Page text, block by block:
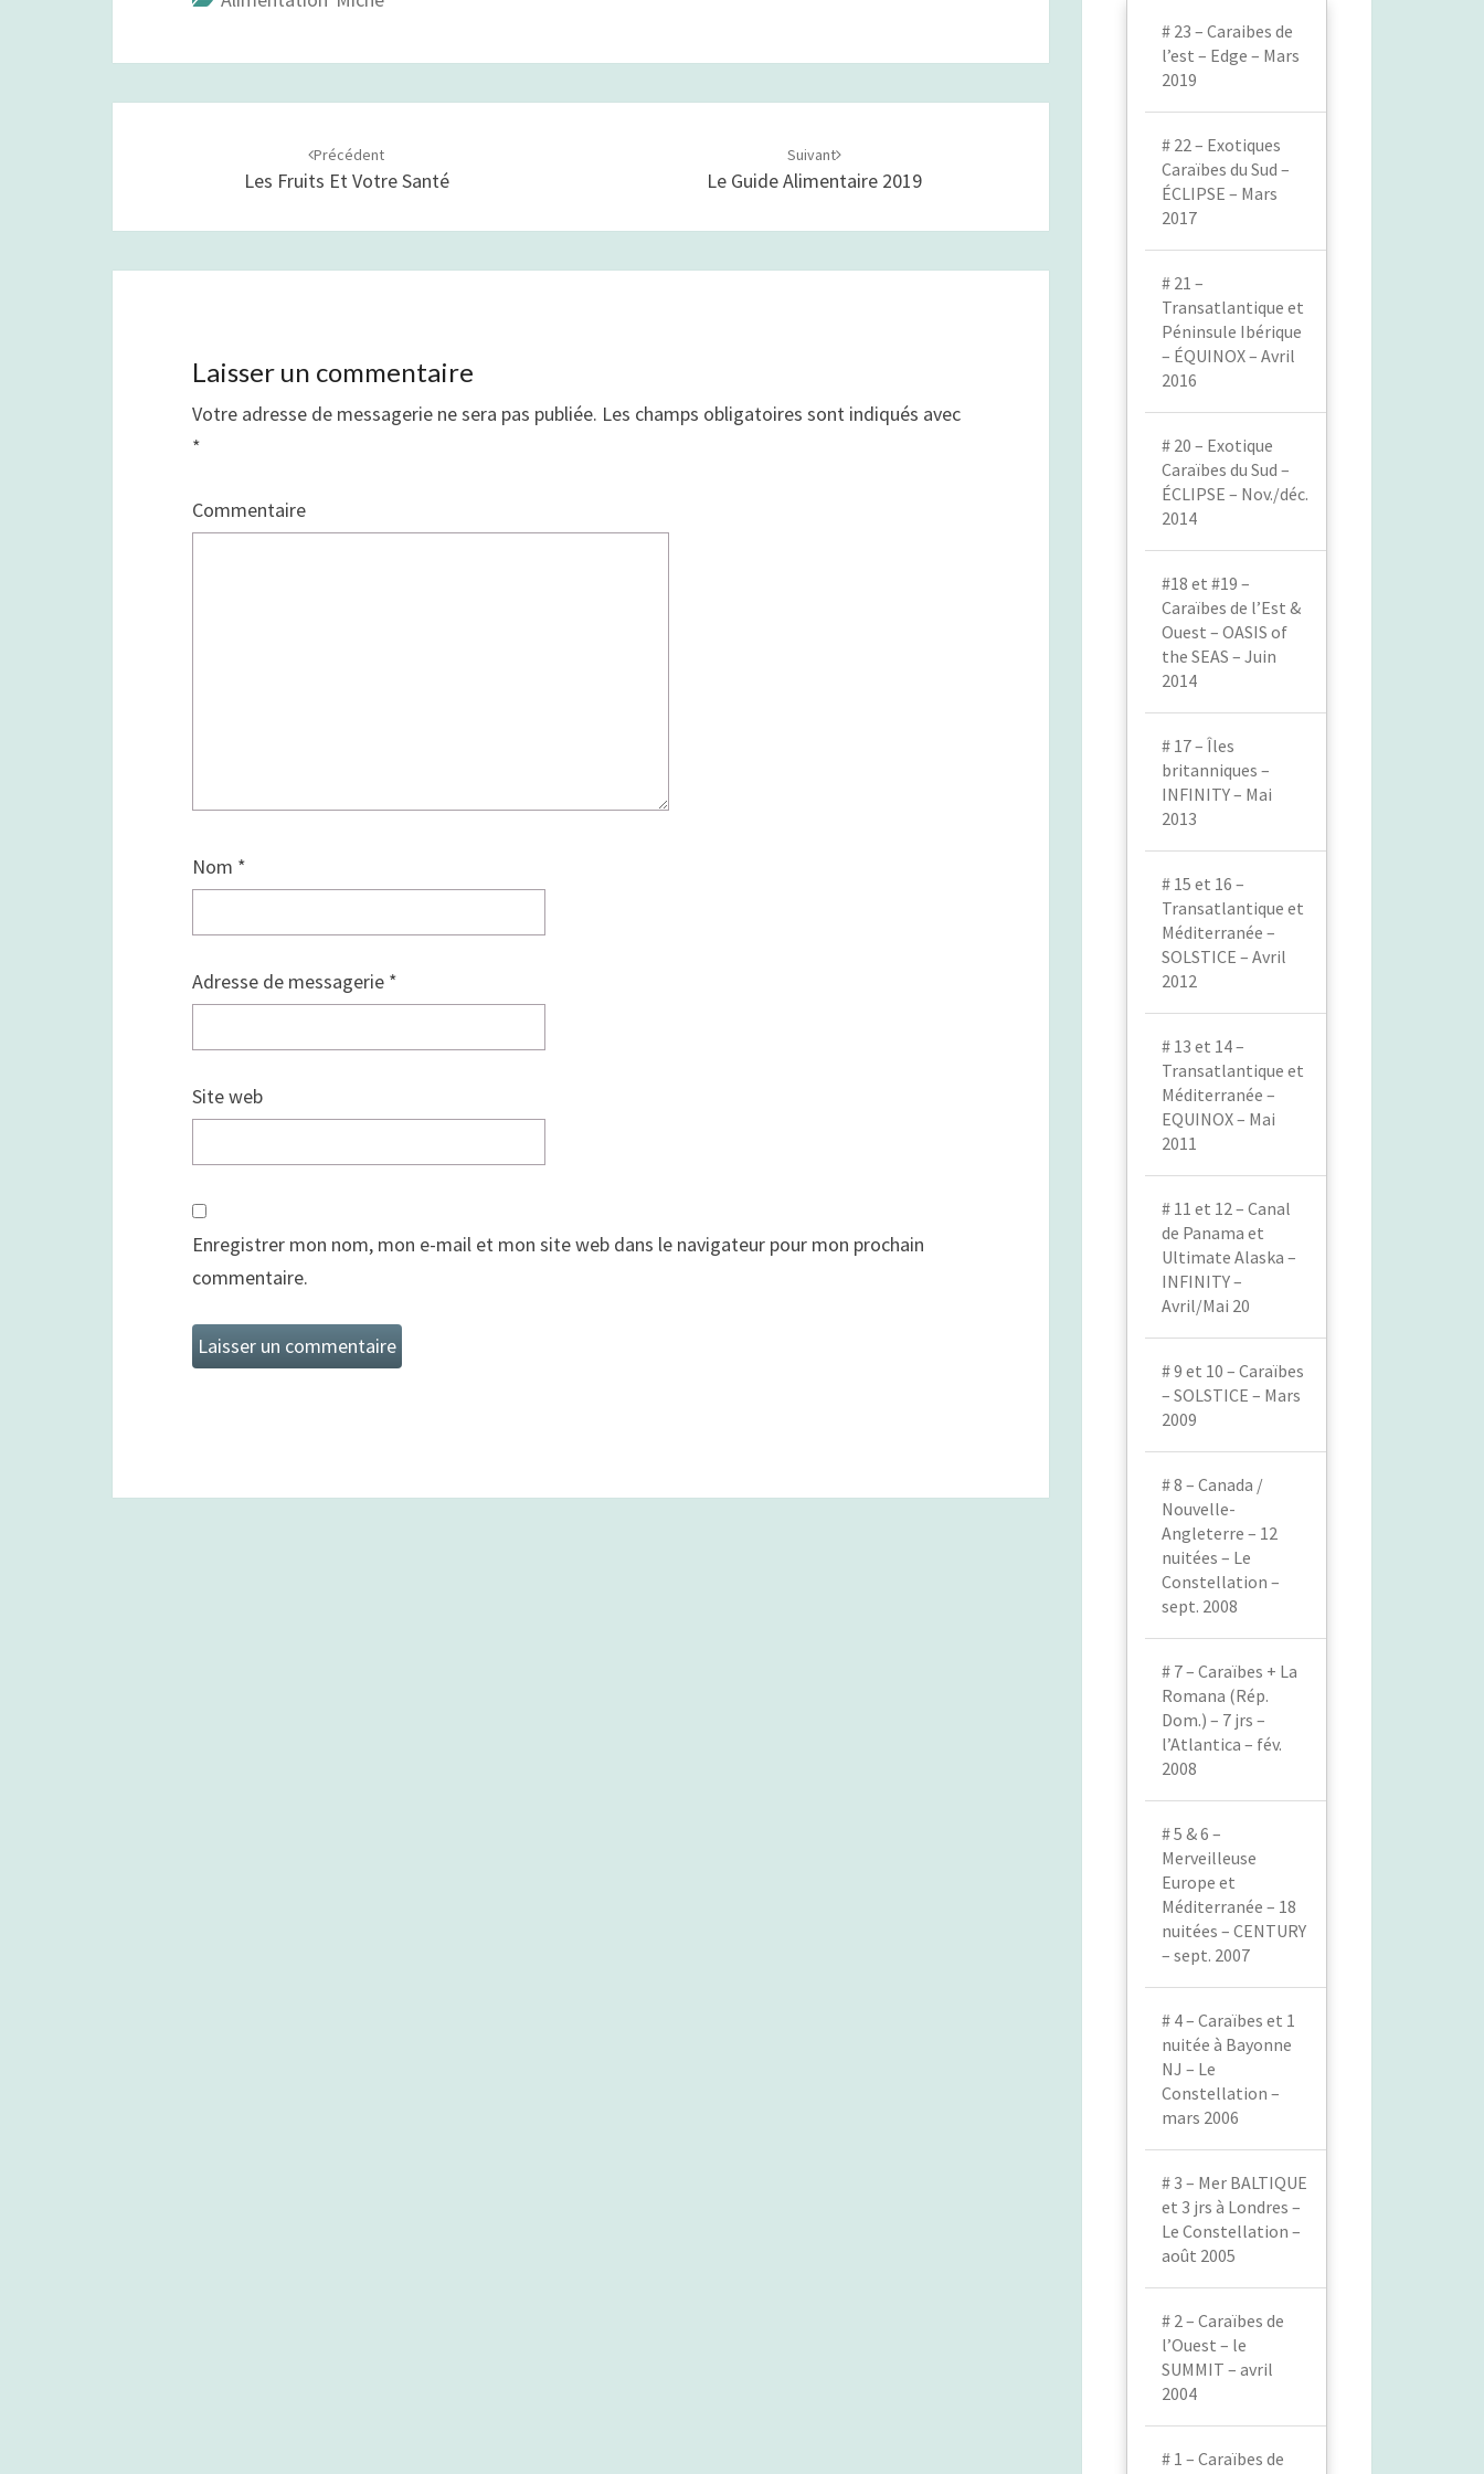
Précédent
Les Fruits Et Votre Santé
Suivant
Le Guide Alimentaire 2019
Laisser un commentaire
Votre adresse de messagerie ne sera pas publiée. Les champs obligatoires sont indiqués avec
*
Commentaire
Nom *
Adresse de messagerie *
Site web
Enregistrer mon nom, mon e-mail et mon site web dans le navigateur pour mon prochain
commentaire.
# 23 – Caraibes de
l’est – Edge – Mars
2019
# 22 – Exotiques
Caraïbes du Sud –
ÉCLIPSE – Mars
2017
# 21 –
Transatlantique et
Péninsule Ibérique
– ÉQUINOX – Avril
2016
# 20 – Exotique
Caraïbes du Sud –
ÉCLIPSE – Nov./déc.
2014
#18 et #19 –
Caraïbes de l’Est &
Ouest – OASIS of
the SEAS – Juin
2014
# 17 – Îles
britanniques –
INFINITY – Mai
2013
# 15 et 16 –
Transatlantique et
Méditerranée –
SOLSTICE – Avril
2012
# 13 et 14 –
Transatlantique et
Méditerranée –
EQUINOX – Mai
2011
# 11 et 12 – Canal
de Panama et
Ultimate Alaska –
INFINITY –
Avril/Mai 20
# 9 et 10 – Caraïbes
– SOLSTICE – Mars
2009
# 8 – Canada /
Nouvelle-
Angleterre – 12
nuitées – Le
Constellation –
sept. 2008
# 7 – Caraïbes + La
Romana (Rép.
Dom.) – 7 jrs –
l’Atlantica – fév.
2008
# 5 & 6 –
Merveilleuse
Europe et
Méditerranée – 18
nuitées – CENTURY
– sept. 2007
# 4 – Caraïbes et 1
nuitée à Bayonne
NJ – Le
Constellation –
mars 2006
# 3 – Mer BALTIQUE
et 3 jrs à Londres –
Le Constellation –
août 2005
# 2 – Caraïbes de
l’Ouest – le
SUMMIT – avril
2004
# 1 – Caraïbes de